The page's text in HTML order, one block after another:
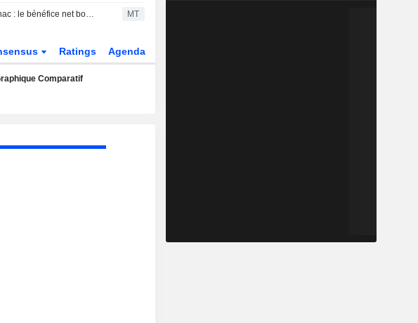
Resonac : le bénéfice net bondit de 147 % au premier semestre MT
Ratings Agenda
Comparatif